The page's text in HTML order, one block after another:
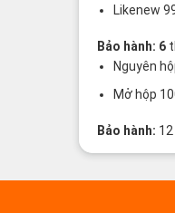
Likenew
Bảo hành: 6
Nguyên
Mở hộp
Bảo hành: